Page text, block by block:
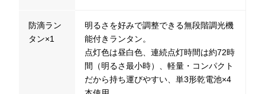
防滴ラン
タン×1
明るさを好みで調整できる無段階調光機
能付きランタン。
点灯色は昼白色、連続点灯時間は約72時
間（明るさ最小時）、軽量・コンパクト
だから持ち運びやすい、単3形乾電池×4